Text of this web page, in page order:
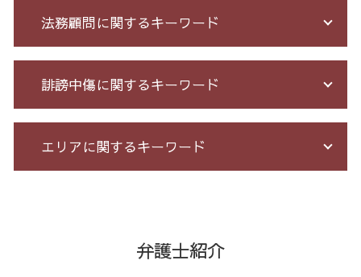
詐欺 金銭トラブル
投資詐欺 回収
架空請求 とは
特殊 詐欺 警視庁
投資 詐欺 セミナー
詐欺 被害届 返金
クレジット カード 詐欺 被害
詐欺 被害 お金 戻っ て くる
詐欺 民事 刑事
個人再生 5年
特定調停 条件
借金 元本
サラ金 過払い
過払い金 遅延損害金
借金 払えない 相談
過払い とは
借金 債務整理 メリット
法務顧問に関するキーワード
会社 法務
企業 法務 部
臨床法務 とは
残業代 未払い
顧問 弁護士 メリット
誹謗中傷に関するキーワード
誹謗中傷 削除
ネット 誹謗中傷
Twitter 誹謗中傷
エリアに関するキーワード
通販 詐欺 東京都 相談
弁護士紹介